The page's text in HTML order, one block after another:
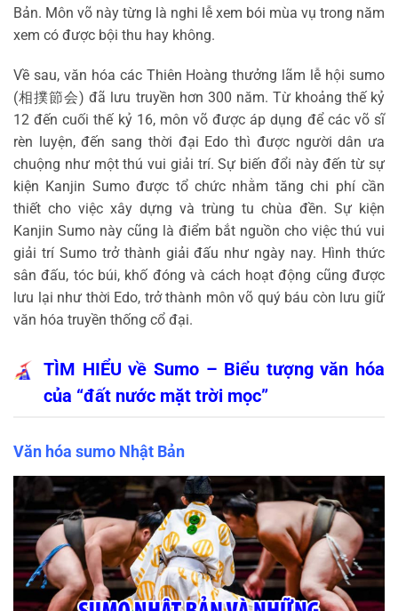
Bản. Môn võ này từng là nghi lễ xem bói mùa vụ trong năm
xem có được bội thu hay không.
Về sau, văn hóa các Thiên Hoàng thưởng lãm lễ hội sumo
(相撲節会) đã lưu truyền hơn 300 năm. Từ khoảng thế kỷ
12 đến cuối thế kỷ 16, môn võ được áp dụng để các võ sĩ
rèn luyện, đến sang thời đại Edo thì được người dân ưa
chuộng như một thú vui giải trí. Sự biến đổi này đến từ sự
kiện Kanjin Sumo được tổ chức nhằm tăng chi phí cần
thiết cho việc xây dựng và trùng tu chùa đền. Sự kiện
Kanjin Sumo này cũng là điểm bắt nguồn cho việc thú vui
giải trí Sumo trở thành giải đấu như ngày nay. Hình thức
sân đấu, tóc búi, khố đóng và cách hoạt động cũng được
lưu lại như thời Edo, trở thành môn võ quý báu còn lưu giữ
văn hóa truyền thống cổ đại.
TÌM HIỂU về Sumo – Biểu tượng văn hóa
của “đất nước mặt trời mọc”
Văn hóa sumo Nhật Bản